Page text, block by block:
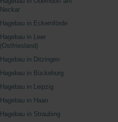
Neckar
Hagebau in Eckernförde
Hagebau in Leer
(Ostfriesland)
Hagebau in Ditzingen
Hagebau in Bückeburg
Hagebau in Leipzig
Hagebau in Haan
Hagebau in Straubing